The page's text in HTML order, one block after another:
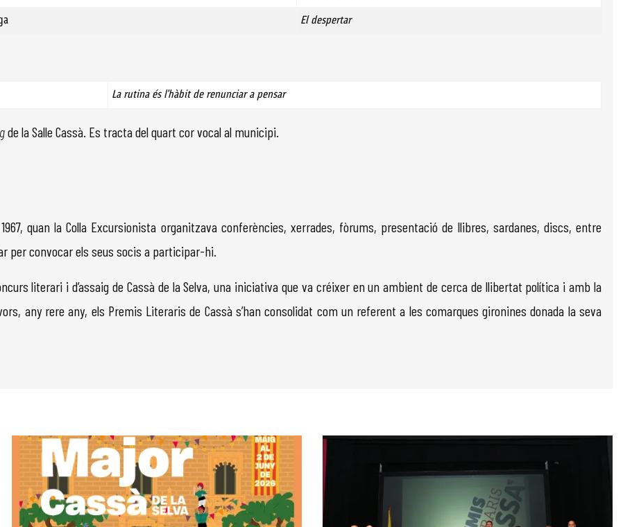
El despertar
La rutina és l'hàbit de renunciar a pensar
de la Salle Cassà. Es tracta del quart cor vocal al municipi.
quan la Colla Excursionista organitzava conferències, xerrades, fòrums, presentació de llibres, sardanes, discs, entre
per convocar els seus socis a participar-hi.
literari i d’assaig de Cassà de la Selva, una iniciativa que va créixer en un ambient de cerca de llibertat política i amb la
any rere any, els Premis Literaris de Cassà s’han consolidat com un referent a les comarques gironines donada la seva